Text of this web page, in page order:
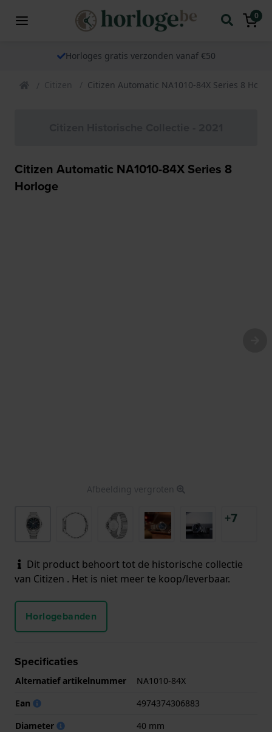
0
Horloges gratis verzonden vanaf €50
Citizen Citizen Automatic NA1010-84X Series 8
Citizen Automatic NA1010-84X Series 8
Horloge
Afbeelding vergroten
+7
Dit product behoort tot de historische collectie
van Citizen . Het is niet meer te koop/leverbaar.
Horlogebanden
Specificaties
Alternatief artikelnummer
NA1010-84X
Ean
4974374306883
Diameter
40 mm